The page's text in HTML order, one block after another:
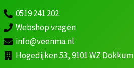
0519 241 202
Webshop vragen
info@veenma.nl
Hogedijken 53, 9101 WZ Dokkum